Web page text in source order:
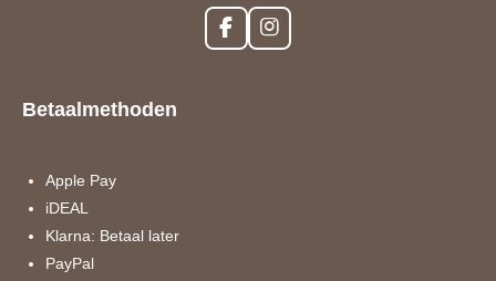
F
a
I
n
Betaalmethoden
Apple Pay
iDEAL
Klarna: Betaal later
PayPal